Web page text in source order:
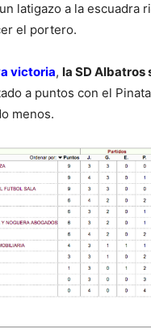
latigazo a la escuadra
el portero.
victoria, la SD Albatros
a puntos con el
menos.